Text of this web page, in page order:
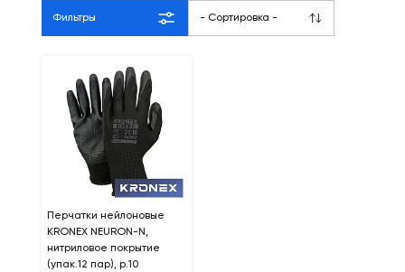
Фильтры - Сортировка -
Перчатки нейлоновые
KRONEX NEURON-N,
нитриловое покрытие
(упак.12 пар), р.10